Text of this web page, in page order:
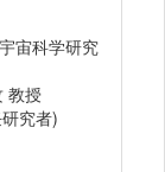
宙科学研究
教授
究者)